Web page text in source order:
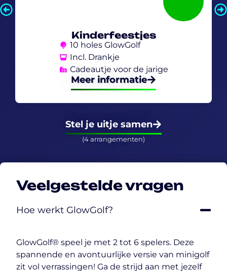
Kinderfeestjes
10 holes GlowGolf
Incl. Drankje
Cadeautje voor de jarige
Meer informatie
Stel je uitje samen
(4 arrangementen)
Veelgestelde vragen
Hoe werkt GlowGolf?
GlowGolf® speel je met 2 tot 6 spelers. Deze
spannende en avontuurlijke versie van minigolf
zit vol verrassingen! Ga de strijd aan met jezelf